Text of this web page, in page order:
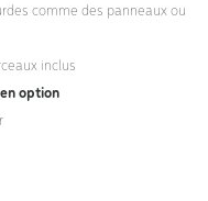
comme des panneaux ou
inclus
option